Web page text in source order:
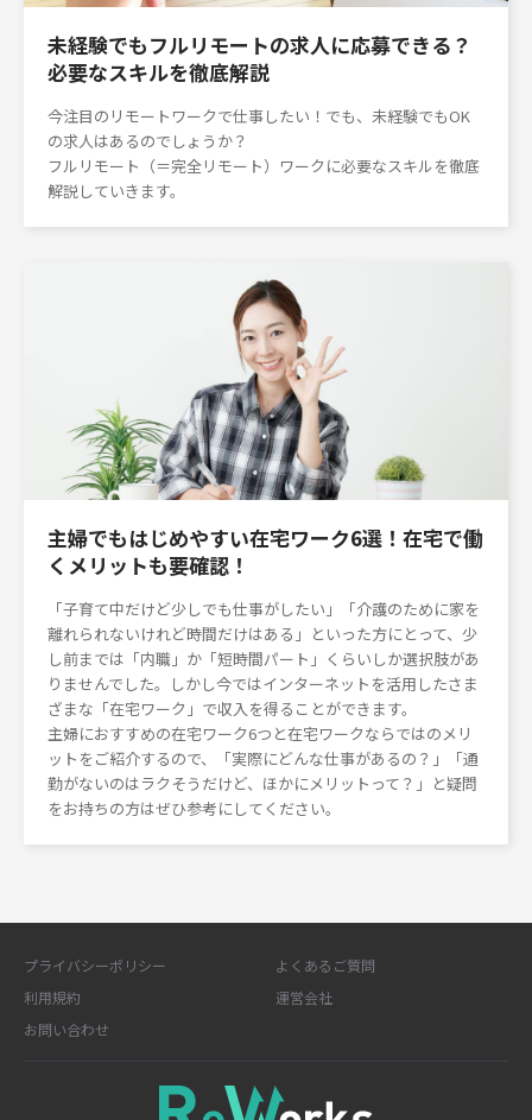
未経験でもフルリモートの求人に応募できる？
必要なスキルを徹底解説
今注目のリモートワークで仕事したい！でも、未経験でもOK
の求人はあるのでしょうか？
フルリモート（＝完全リモート）ワークに必要なスキルを徹底
解説していきます。
主婦でもはじめやすい在宅ワーク6選！在宅で働
くメリットも要確認！
「子育て中だけど少しでも仕事がしたい」「介護のために家を
離れられないけれど時間だけはある」といった方にとって、少
し前までは「内職」か「短時間パート」くらいしか選択肢があ
りませんでした。しかし今ではインターネットを活用したさま
ざまな「在宅ワーク」で収入を得ることができます。
主婦におすすめの在宅ワーク6つと在宅ワークならではのメリ
ットをご紹介するので、「実際にどんな仕事があるの？」「通
勤がないのはラクそうだけど、ほかにメリットって？」と疑問
をお持ちの方はぜひ参考にしてください。
プライバシーポリシー
よくあるご質問
利用規約
運営会社
お問い合わせ